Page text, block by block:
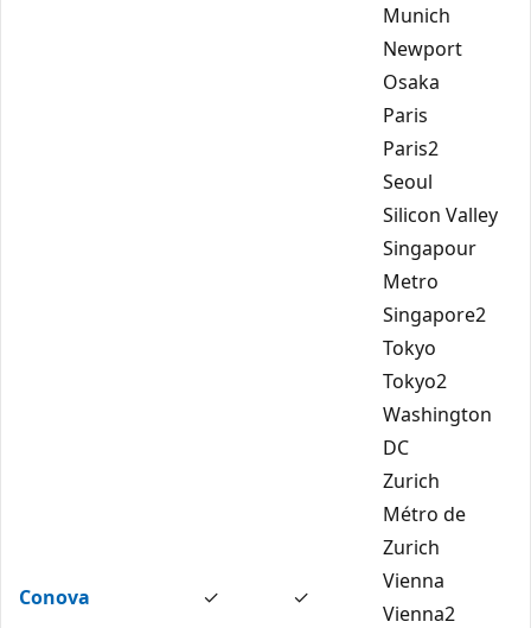
Munich
Newport
Osaka
Paris
Paris2
Seoul
Silicon Valley
Singapour
Metro
Singapore2
Tokyo
Tokyo2
Washington
DC
Zurich
Métro de
Zurich
Conova
✓ ✓
Vienna
Vienna2